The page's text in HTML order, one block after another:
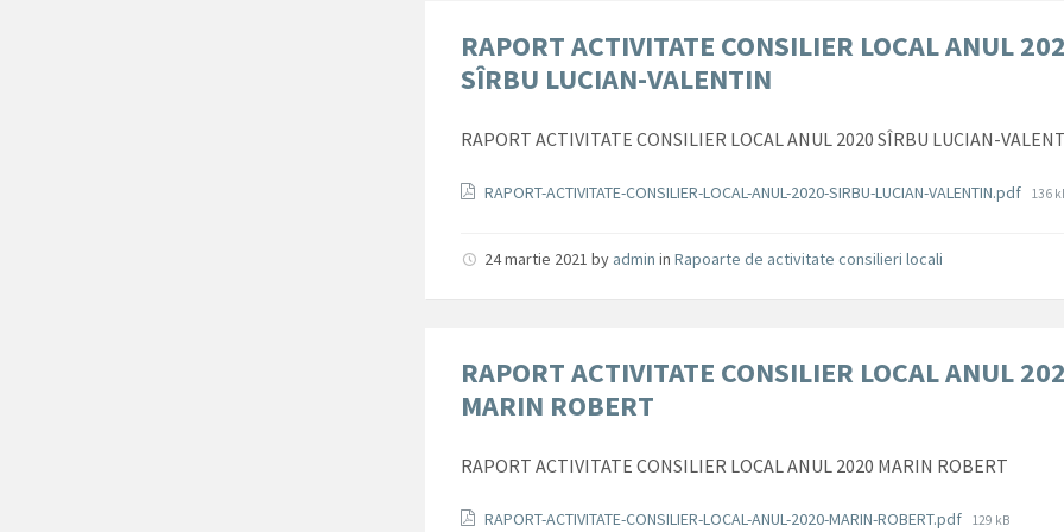
RAPORT ACTIVITATE CONSILIER LOCAL ANUL
SÎRBU LUCIAN-VALENTIN
RAPORT ACTIVITATE CONSILIER LOCAL ANUL 2020 SÎRBU LUCIAN-
Documente
RAPORT-ACTIVITATE-CONSILIER-LOCAL-ANUL-2020-SIRBU-LUCIAN-VALENTIN.pdf File
136
24 martie 2021by admin inRapoarte de activitate consilieri locali
RAPORT ACTIVITATE CONSILIER LOCAL ANUL
MARIN ROBERT
RAPORT ACTIVITATE CONSILIER LOCAL ANUL 2020 MARIN ROBERT
Documente
RAPORT-ACTIVITATE-CONSILIER-LOCAL-ANUL-2020-MARIN-ROBERT.pdf File
129 kB